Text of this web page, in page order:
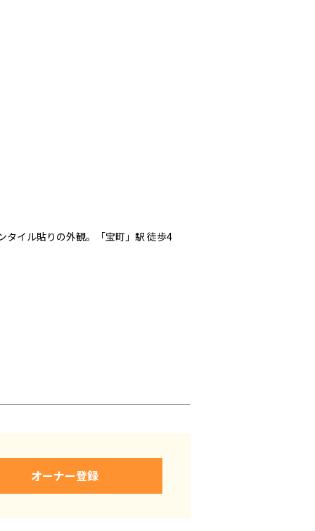
タイル貼りの外観。「宝町」駅 徒歩4
オーナー登録